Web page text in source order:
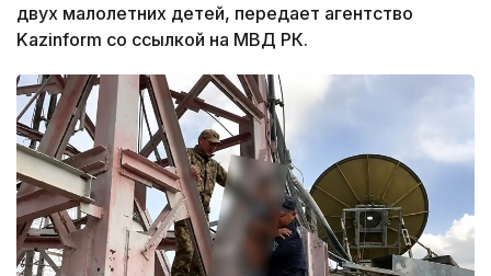
двух малолетних детей, передает агентство
Kazinform со ссылкой на МВД РК.